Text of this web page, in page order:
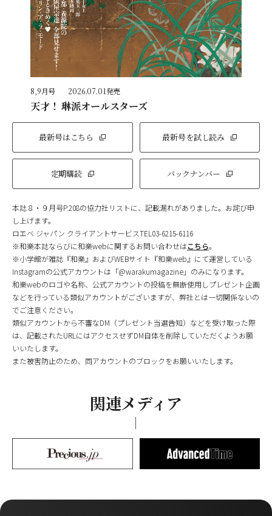
8,9月号 2026.07.01発売
天才！ 琳派オールスターズ
最新号はこちら 最新号を試し読み
定期購読 バックナンバー
本誌８・９月号P.208の協力社リストに、記載漏れがありました。お詫び申
し上げます。
ロエベ ジャパン クライアントサービスTEL03-6215-6116
※和樂本誌ならびに和樂webに関するお問い合わせはこちら。
※小学館が雑誌『和樂』およびWEBサイト『和樂web』にて運営している
Instagramの公式アカウントは「@warakumagazine」のみになります。
和樂webのロゴや名称、公式アカウントの投稿を無断使用しプレゼント企画
などを行っている類似アカウントがございますが、弊社とは一切関係ないの
でご注意ください。
類似アカウントから不審なDM（プレゼント当選告知）などを受け取った際
は、記載されたURLにはアクセスせずDM自体を削除していただくようお願
いいたします。
また被害防止のため、同アカウントのブロックをお願いいたします。
関連メディア